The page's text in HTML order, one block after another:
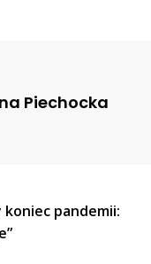
Obostrzenia
Piechocka
koniec pandemii: